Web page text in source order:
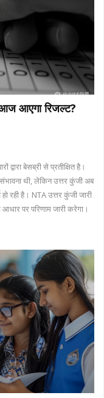
आज आएगा रिजल्ट?
द्वारा बेसब्री से प्रतीक्षित है।
थी, लेकिन उत्तर कुंजी अब
रही है। NTA उत्तर कुंजी जारी
पर परिणाम जारी करेगा।